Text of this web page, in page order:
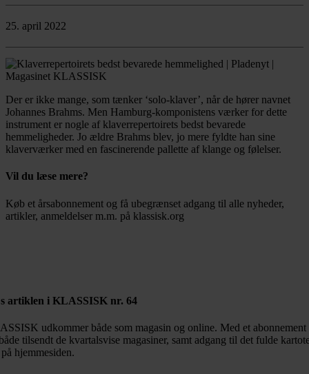
25. april 2022
Der er ikke mange, som tænker ‘solo-klaver’, når de hører navnet
Johannes Brahms. Men Hamburg-komponistens værker for dette
instrument er nogle af klaverrepertoirets bedst bevarede
hemmeligheder. Jo ældre Brahms blev, jo mere fyldte han sine
klaverværker med en fascinerende pallette af klange og følelser.
Vil du læse mere?
Køb et årsabonnement og få ubegrænset adgang til alle nyheder,
artikler, anmeldelser m.m. på klassisk.org
artiklen i KLASSISK nr. 64
udkommer både som magasin og online. Med et abonnement
tilsendt de kvartalsvise magasiner, samt adgang til det fulde
hjemmesiden.